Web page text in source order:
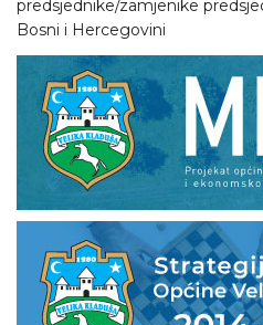
predsjednike/zamjenike
Bosni i Hercegovini